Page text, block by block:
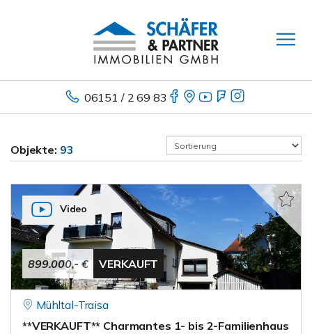
06151 / 2 69 83
Objekte: 93
899.000,- € VERKAUFT
Video
Mühltal-Traisa
**VERKAUFT** Charmantes 1- bis 2-Familienhaus